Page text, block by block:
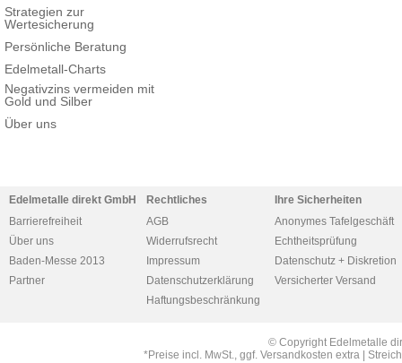
Strategien zur
Wertesicherung
Persönliche Beratung
Edelmetall-Charts
Negativzins vermeiden mit
Gold und Silber
Über uns
Edelmetalle direkt GmbH
Barrierefreiheit
Über uns
Baden-Messe 2013
Partner
Rechtliches
AGB
Widerrufsrecht
Impressum
Datenschutzerklärung
Haftungsbeschränkung
Ihre Sicherheiten
Anonymes Tafelgeschäft
Echtheitsprüfung
Datenschutz + Diskretion
Versicherter Versand
© Copyright Edelmetalle
*Preise incl. MwSt., ggf. Versandkosten extra |